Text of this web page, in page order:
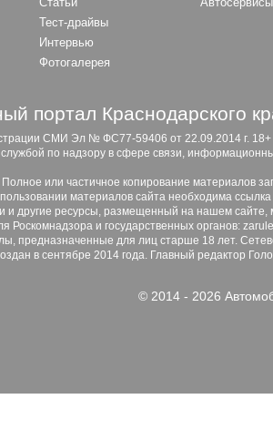
Тест-драйвы
Интервью
Фотогалерея
портал Краснодарского
СМИ Эл № ФС77-59406 от 22.09.2014 г. 18+
по надзору в сфере связи,
или частичное копирование материалов
материалов сайта необходима ссылка
и другие ресурсы, размещенный на нашем сайте,
Роскомнадзора и государственных органов:
предназначенные для лиц старше 18 лет.
в сентябре 2014 года. Главный редактор
© 2014 - 2026